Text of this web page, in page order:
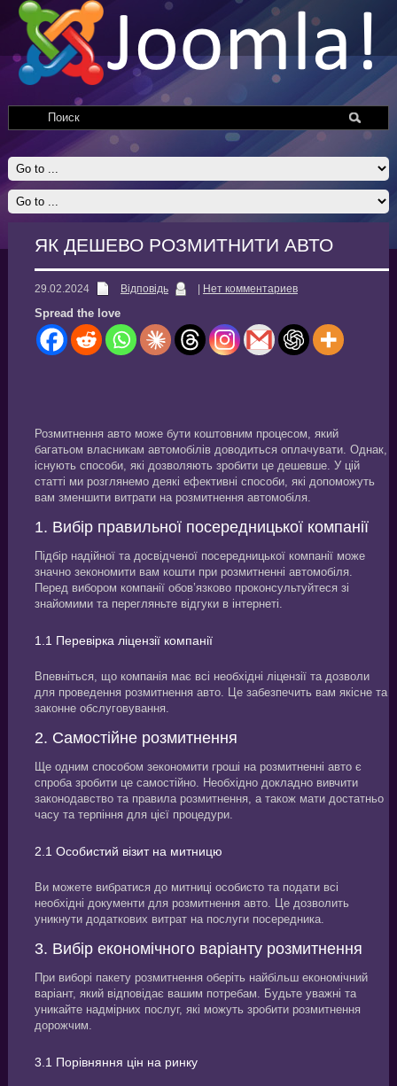
ЯК ДЕШЕВО РОЗМИТНИТИ АВТО
29.02.2024 Відповідь Нет комментариев
Spread the love
Розмитнення авто може бути коштовним процесом, який
багатьом власникам автомобілів доводиться оплачувати. Однак,
існують способи, які дозволяють зробити це дешевше. У цій
статті ми розглянемо деякі ефективні способи, які допоможуть
вам зменшити витрати на розмитнення автомобіля.
1. Вибір правильної посередницької компанії
Підбір надійної та досвідченої посередницької компанії може
значно зекономити вам кошти при розмитненні автомобіля.
Перед вибором компанії обов’язково проконсультуйтеся зі
знайомими та перегляньте відгуки в інтернеті.
1.1 Перевірка ліцензії компанії
Впевніться, що компанія має всі необхідні ліцензії та дозволи
для проведення розмитнення авто. Це забезпечить вам якісне та
законне обслуговування.
2. Самостійне розмитнення
Ще одним способом зекономити гроші на розмитненні авто є
спроба зробити це самостійно. Необхідно докладно вивчити
законодавство та правила розмитнення, а також мати достатньо
часу та терпіння для цієї процедури.
2.1 Особистий візит на митницю
Ви можете вибратися до митниці особисто та подати всі
необхідні документи для розмитнення авто. Це дозволить
уникнути додаткових витрат на послуги посередника.
3. Вибір економічного варіанту розмитнення
При виборі пакету розмитнення оберіть найбільш економічний
варіант, який відповідає вашим потребам. Будьте уважні та
уникайте надмірних послуг, які можуть зробити розмитнення
дорожчим.
3.1 Порівняння цін на ринку